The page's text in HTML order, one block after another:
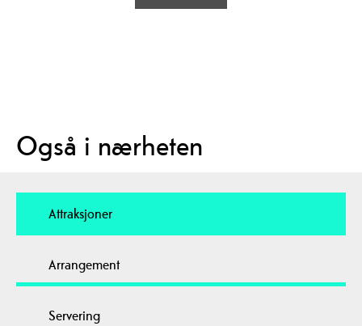
Også i nærheten
Attraksjoner
Arrangement
Servering